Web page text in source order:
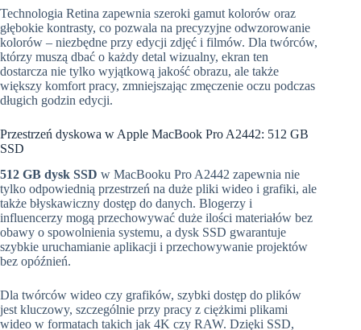
Technologia Retina zapewnia szeroki gamut kolorów oraz
głębokie kontrasty, co pozwala na precyzyjne odwzorowanie
kolorów – niezbędne przy edycji zdjęć i filmów. Dla twórców,
którzy muszą dbać o każdy detal wizualny, ekran ten
dostarcza nie tylko wyjątkową jakość obrazu, ale także
większy komfort pracy, zmniejszając zmęczenie oczu podczas
długich godzin edycji.
Przestrzeń dyskowa w Apple MacBook Pro A2442: 512 GB
SSD
512 GB dysk SSD w MacBooku Pro A2442 zapewnia nie
tylko odpowiednią przestrzeń na duże pliki wideo i grafiki, ale
także błyskawiczny dostęp do danych. Blogerzy i
influencerzy mogą przechowywać duże ilości materiałów bez
obawy o spowolnienia systemu, a dysk SSD gwarantuje
szybkie uruchamianie aplikacji i przechowywanie projektów
bez opóźnień.
Dla twórców wideo czy grafików, szybki dostęp do plików
jest kluczowy, szczególnie przy pracy z ciężkimi plikami
wideo w formatach takich jak 4K czy RAW. Dzięki SSD,